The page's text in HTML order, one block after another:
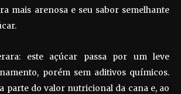
mais arenosa e seu sabor semelhante
este açúcar passa por um leve
porém sem aditivos químicos.
parte do valor nutricional da cana e, ao